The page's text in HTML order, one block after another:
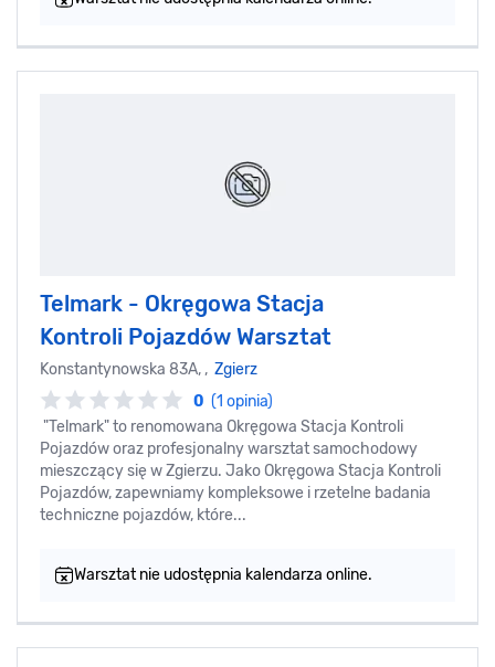
Telmark - Okręgowa Stacja
Kontroli Pojazdów Warsztat
Konstantynowska 83A, , Zgierz
0 (1 opinia)
"Telmark" to renomowana Okręgowa Stacja Kontroli
Pojazdów oraz profesjonalny warsztat samochodowy
mieszczący się w Zgierzu. Jako Okręgowa Stacja Kontroli
Pojazdów, zapewniamy kompleksowe i rzetelne badania
techniczne pojazdów, które...
Warsztat nie udostępnia kalendarza online.